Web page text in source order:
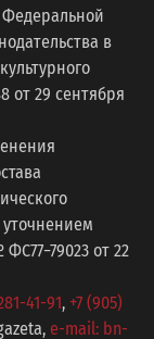
в
от 29 сентября
от 22
41-91, +7 (905)
e-mail: bn-